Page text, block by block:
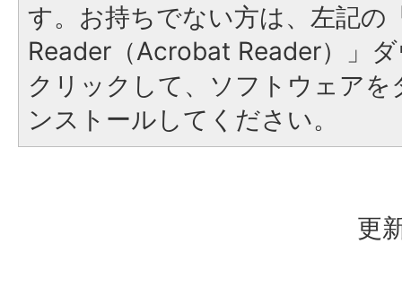
す。お持ちでない方は、左記の
Reader（Acrobat Reader）」
クリックして、ソフトウェア
ンストールしてください。
更